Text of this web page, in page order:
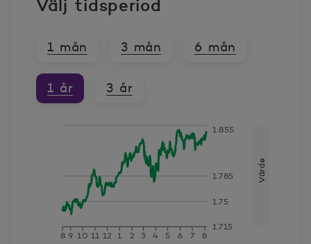
Välj tidsperiod
1 mån 3 mån 6 mån
1 år 3 år
Värde
2025-08-11 1.74
2025-08-12
8 9 10 11 12 1 2 3 4 5 6 7 8
1.715
1.75
1.785
1.855
Värde